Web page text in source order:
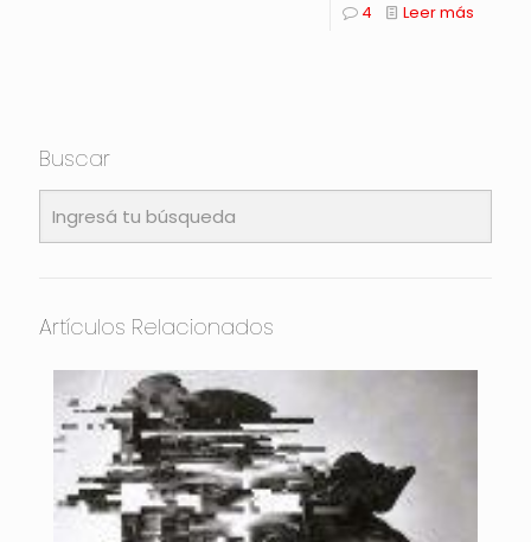
4 Leer más
Buscar
Artículos Relacionados